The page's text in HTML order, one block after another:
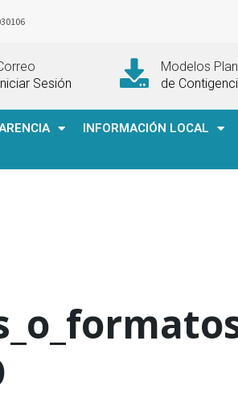
Sesión
Modelos
de
INFORMACIÓN LOCAL